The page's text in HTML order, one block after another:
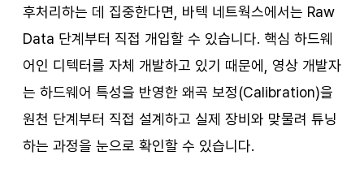
후처리하는 데 집중한다면, 바텍 네트웍스에서는 Raw
Data 단계부터 직접 개입할 수 있습니다. 핵심 하드웨
어인 디텍터를 자체 개발하고 있기 때문에, 영상 개발자
는 하드웨어 특성을 반영한 왜곡 보정(Calibration)을
원천 단계부터 직접 설계하고 실제 장비와 맞물려 튜닝
하는 과정을 눈으로 확인할 수 있습니다.